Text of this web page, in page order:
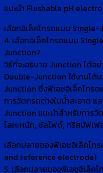
แนะนำ Flushable pH
เลือกอิเล็คโทรดแบบ
4. เลือกอิเล็คโทรดแบบ
Junction?
วิธีที่จะอธิบาย Junction ได้อ
Double-Junction ใช้งานได้
Junction ซึ่งพีเอชอิเล็คโทร
การวัดกรดด่างในน้ำสะอาด
Junction แนะนำสำหรับการ
โลหะหนัก, ซัลไฟด์, ทริสบัฟเ
เลือกปลายของพีเอชอิเล็คโ
and reference electrode)
5. เลือกปลายของพีเอชอิเล็ค